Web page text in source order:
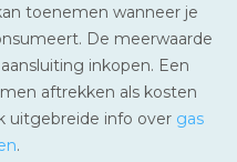
toenemen wanneer je
De meerwaarde
inkopen. Een
aftrekken als kosten
uitgebreide info over gas
.